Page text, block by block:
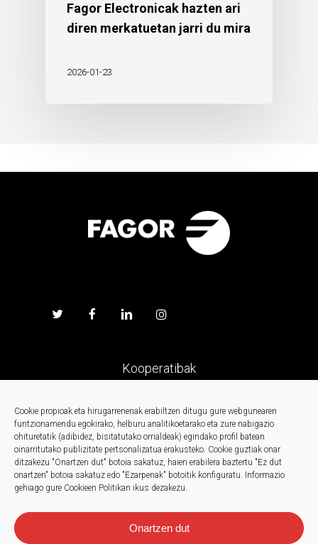
Cookie propioak eta hirugarrenenak erabiltzen ditugu gure webgunearen
funtzionamendu egokirako, helburu analitikoetarako eta zure nabigazio
ohituretatik (adibidez, bisitatutako orrialdeak) egindako profil batean
oinarritutako publizitate pertsonalizatua erakusteko. Cookie guztiak onar
ditzakezu "Onartzen dut" botoia sakatuz, haien erabilera baztertu "Ez dut
onartzen" botoia sakatuz edo "Ezarpenak" botoitik konfiguratu. Informazio
gehiago gure Cookieen Politikan ikus dezakezu.
Onartzen dut
Fagor Electronicak hazten ari
diren merkatuetan jarri du mira
2026-01-23
Kooperatibak
Prentsa
Kontaktua
Berriak